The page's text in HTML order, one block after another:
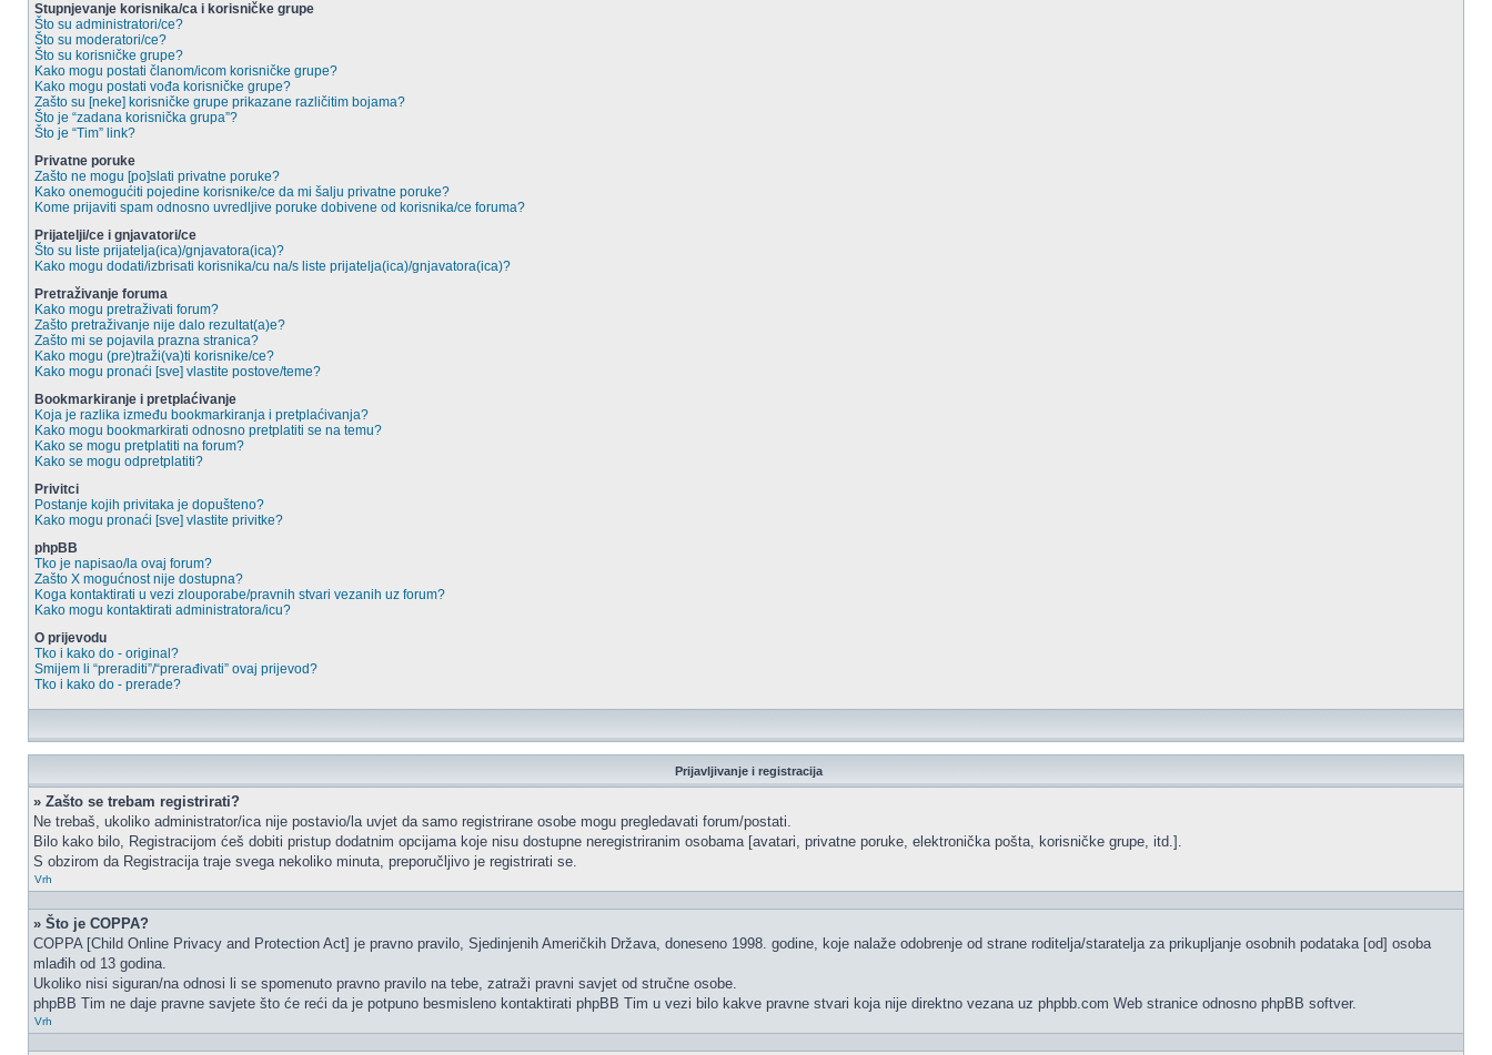
Stupnjevanje korisnika/ca i korisničke grupe
Što su administratori/ce?
Što su moderatori/ce?
Što su korisničke grupe?
Kako mogu postati članom/icom korisničke grupe?
Kako mogu postati vođa korisničke grupe?
Zašto su [neke] korisničke grupe prikazane različitim bojama?
Što je “zadana korisnička grupa”?
Što je “Tim” link?
Privatne poruke
Zašto ne mogu [po]slati privatne poruke?
Kako onemogućiti pojedine korisnike/ce da mi šalju privatne poruke?
Kome prijaviti spam odnosno uvredljive poruke dobivene od korisnika/ce foruma?
Prijatelji/ce i gnjavatori/ce
Što su liste prijatelja(ica)/gnjavatora(ica)?
Kako mogu dodati/izbrisati korisnika/cu na/s liste prijatelja(ica)/gnjavatora(ica)?
Pretraživanje foruma
Kako mogu pretraživati forum?
Zašto pretraživanje nije dalo rezultat(a)e?
Zašto mi se pojavila prazna stranica?
Kako mogu (pre)traži(va)ti korisnike/ce?
Kako mogu pronaći [sve] vlastite postove/teme?
Bookmarkiranje i pretplaćivanje
Koja je razlika između bookmarkiranja i pretplaćivanja?
Kako mogu bookmarkirati odnosno pretplatiti se na temu?
Kako se mogu pretplatiti na forum?
Kako se mogu odpretplatiti?
Privitci
Postanje kojih privitaka je dopušteno?
Kako mogu pronaći [sve] vlastite privitke?
phpBB
Tko je napisao/la ovaj forum?
Zašto X mogućnost nije dostupna?
Koga kontaktirati u vezi zlouporabe/pravnih stvari vezanih uz forum?
Kako mogu kontaktirati administratora/icu?
O prijevodu
Tko i kako do - original?
Smijem li “preraditi”/“prerađivati” ovaj prijevod?
Tko i kako do - prerade?
Prijavljivanje i registracija
» Zašto se trebam registrirati?
Ne trebaš, ukoliko administrator/ica nije postavio/la uvjet da samo registrirane osobe mogu pregledavati forum/postati.
Bilo kako bilo, Registracijom ćeš dobiti pristup dodatnim opcijama koje nisu dostupne neregistriranim osobama [avatari, privatne poruke, elektronička pošta, korisničke grupe, itd.].
S obzirom da Registracija traje svega nekoliko minuta, preporučljivo je registrirati se.
Vrh
» Što je COPPA?
COPPA [Child Online Privacy and Protection Act] je pravno pravilo, Sjedinjenih Američkih Država, doneseno 1998. godine, koje nalaže odobrenje od strane roditelja/staratelja za prikupljanje osobnih podataka [od] osoba
mlađih od 13 godina.
Ukoliko nisi siguran/na odnosi li se spomenuto pravno pravilo na tebe, zatraži pravni savjet od stručne osobe.
phpBB Tim ne daje pravne savjete što će reći da je potpuno besmisleno kontaktirati phpBB Tim u vezi bilo kakve pravne stvari koja nije direktno vezana uz phpbb.com Web stranice odnosno phpBB softver.
Vrh